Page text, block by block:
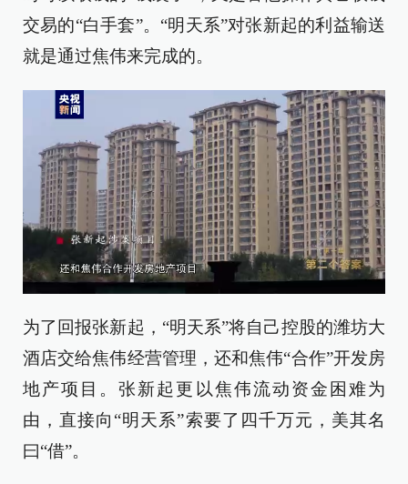
交易的“白手套”。“明天系”对张新起的利益输送
就是通过焦伟来完成的。
为了回报张新起，“明天系”将自己控股的潍坊大
酒店交给焦伟经营管理，还和焦伟“合作”开发房
地产项目。张新起更以焦伟流动资金困难为
由，直接向“明天系”索要了四千万元，美其名
曰“借”。